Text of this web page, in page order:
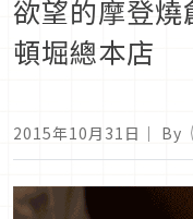
欲望的摩登
頓堀總本店
2015年10月31日 ｜ By